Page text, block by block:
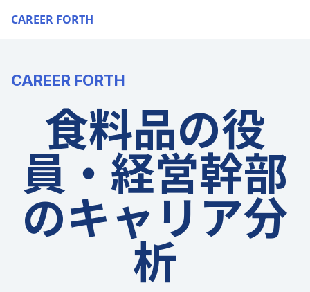
CAREER FORTH
CAREER FORTH
食料品の役
員・経営幹部
のキャリア分
析